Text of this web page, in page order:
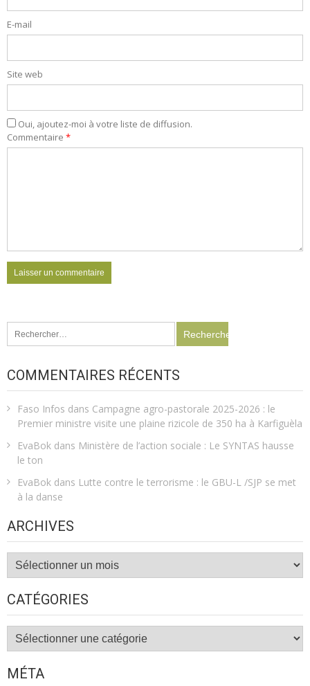
E-mail
Site web
Oui, ajoutez-moi à votre liste de diffusion.
Commentaire *
COMMENTAIRES RÉCENTS
Faso Infos dans Campagne agro-pastorale 2025-2026 : le
Premier ministre visite une plaine rizicole de 350 ha à Karfiguèla
EvaBok dans Ministère de l’action sociale : Le SYNTAS hausse
le ton
EvaBok dans Lutte contre le terrorisme : le GBU-L /SJP se met
à la danse
ARCHIVES
Archives
CATÉGORIES
Catégories
MÉTA